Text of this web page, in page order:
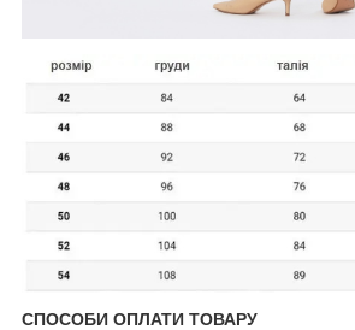
СПОСОБИ ОПЛАТИ ТОВАРУ